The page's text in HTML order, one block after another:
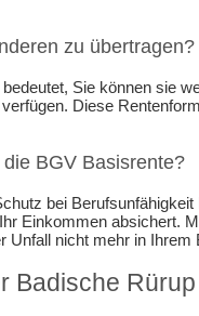
zu übertragen?
Sie können sie
Diese
BGV Basisrente?
bei
Einkommen absichert.
nicht mehr in Ihrem
Badische